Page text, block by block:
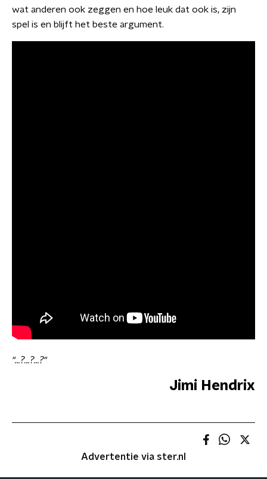
wat anderen ook zeggen en hoe leuk dat ook is, zijn
spel is en blijft het beste argument.
"...?...?...?"
Jimi Hendrix
Advertentie via ster.nl